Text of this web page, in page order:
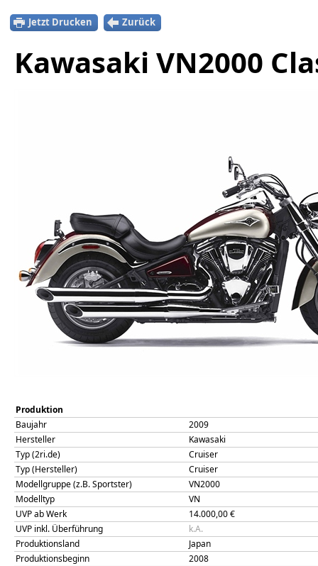
Jetzt Drucken Zurück
Kawasaki VN2000
Produktion
Baujahr
2009
Hersteller
Kawasaki
Typ (2ri.de)
Cruiser
Typ (Hersteller)
Cruiser
Modellgruppe (z.B. Sportster)
VN2000
Modelltyp
VN
UVP ab Werk
14.000,00€
UVP inkl. Überführung
k.A.
Produktionsland
Japan
Produktionsbeginn
2008